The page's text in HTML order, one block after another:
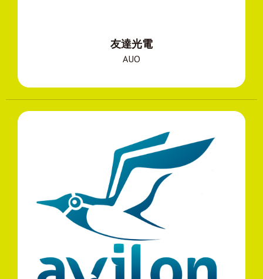
友達光電
AUO